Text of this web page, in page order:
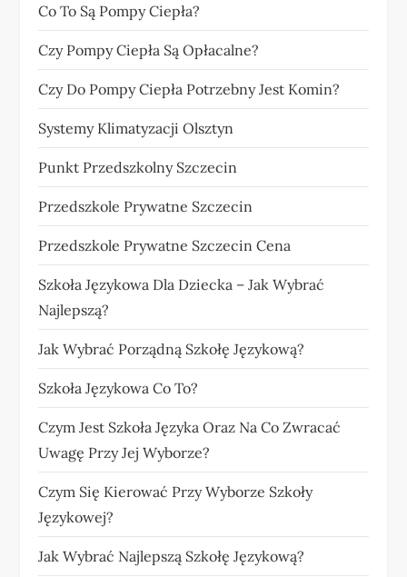
Co To Są Pompy Ciepła?
Czy Pompy Ciepła Są Opłacalne?
Czy Do Pompy Ciepła Potrzebny Jest Komin?
Systemy Klimatyzacji Olsztyn
Punkt Przedszkolny Szczecin
Przedszkole Prywatne Szczecin
Przedszkole Prywatne Szczecin Cena
Szkoła Językowa Dla Dziecka – Jak Wybrać
Najlepszą?
Jak Wybrać Porządną Szkołę Językową?
Szkoła Językowa Co To?
Czym Jest Szkoła Języka Oraz Na Co Zwracać
Uwagę Przy Jej Wyborze?
Czym Się Kierować Przy Wyborze Szkoły
Językowej?
Jak Wybrać Najlepszą Szkołę Językową?